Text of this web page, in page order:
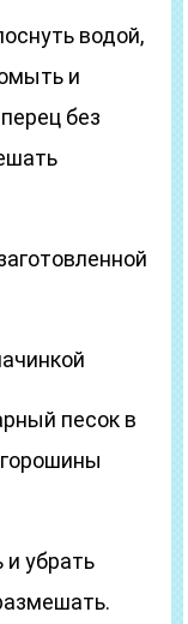
водой,
и
без
песок в
убрать